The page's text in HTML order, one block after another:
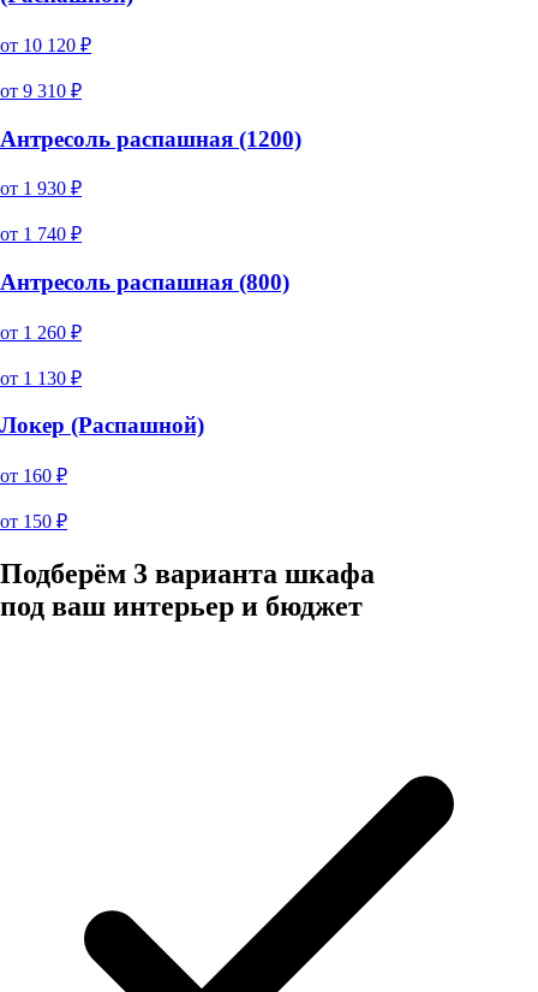
от 10 120 ₽
от 9 310 ₽
Антресоль распашная (1200)
от 1 930 ₽
от 1 740 ₽
Антресоль распашная (800)
от 1 260 ₽
от 1 130 ₽
Локер (Распашной)
от 160 ₽
от 150 ₽
Подберём 3 варианта шкафа
под ваш интерьер и бюджет